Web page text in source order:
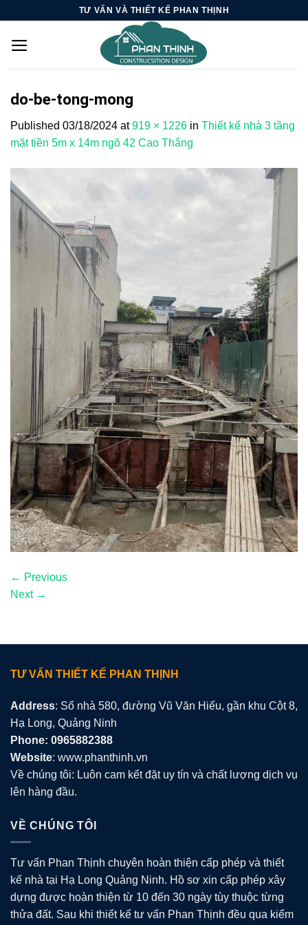
content
TƯ VẤN VÀ THIẾT KẾ PHAN THỊNH
do-be-tong-mong
Published 03/18/2024 at919 × 1226 in Thiết kế nhà 3 tầng
mặt tiền 5m x 14m ngõ 42 Cao Thắng
← Previous
Next →
TƯ VẤN THIẾT KẾ PHAN THỊNH
Address: Số nhà 580, đường Vũ Văn Hiếu, gần khu Cột 8,
Hạ Long, Quảng Ninh
Phone: 0965882388
Website: www.phanthinh.vn
Về chúng tôi: Luôn cam kết đặt uy tín và chất lượng dịch vụ
lên hàng đầu.
VỀ CHÚNG TÔI
Tư vấn Phan Thịnh chuyên hoàn thiện cấp phép và thiết
kế nhà tại Hạ Long Quảng Ninh. Hồ sơ xin cấp phép xây
dựng được hoàn thiện từ 10 đến 30 ngày tùy thuộc từng
thửa đất. Sau khi thiết kế tư vấn Phan Thịnh đều qua kiểm